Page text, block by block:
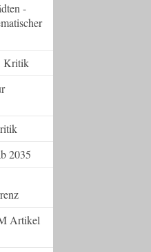
-
Kritik
2035
Artikel